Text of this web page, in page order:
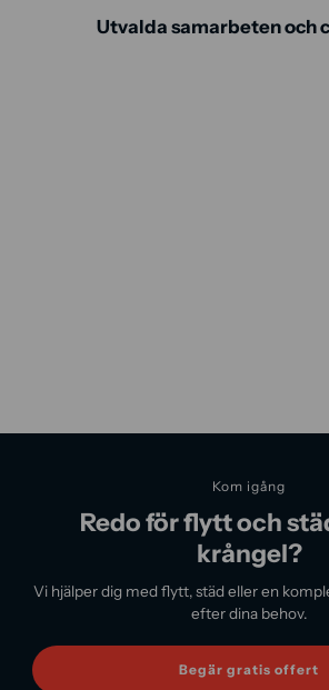
Utvalda samarbeten och
Kom igång
Redo för flytt och
krångel?
Vi hjälper dig med flytt, städ eller en
efter dina behov.
Begär gratis offert